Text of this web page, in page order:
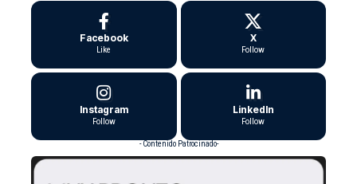
Facebook
Like
X
Follow
Instagram
Follow
LinkedIn
Follow
- Contenido Patrocinado-